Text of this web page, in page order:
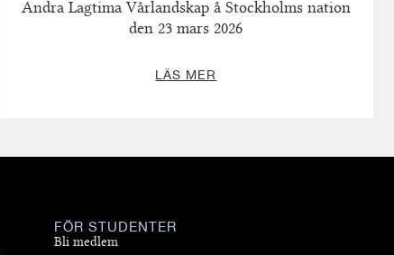
Andra Lagtima Vårlandskap å Stockholms nation
den 23 mars 2026
LÄS MER
FÖR STUDENTER
Bli medlem